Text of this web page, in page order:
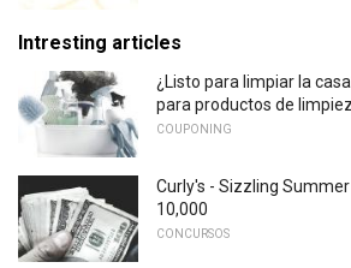
Intresting articles
¿Listo para limpiar la
para productos de
COUPONING
Curly's - Sizzling
10,000
CONCURSOS